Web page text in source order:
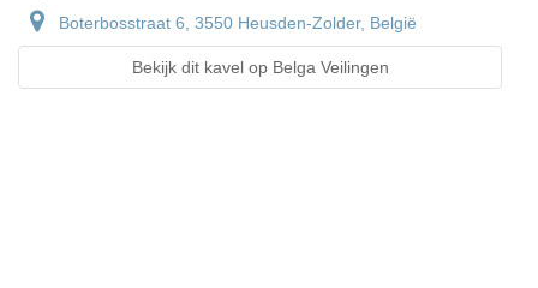
Boterbosstraat 6, 3550 Heusden-Zolder, België
Bekijk dit kavel op Belga Veilingen